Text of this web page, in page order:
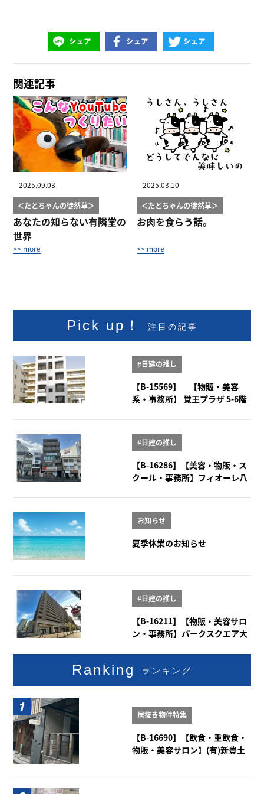
関連記事
2025.09.03
＜たとちゃんの徒然草＞
あなたの知らない有隣堂の
世界
>> more
2025.03.10
＜たとちゃんの徒然草＞
お肉を食らう話。
>> more
Pick up！ 注目の記事
#日建の推し
【B-15569】 【物販・美容
系・事務所】 覚王プラザ 5-6階
#日建の推し
【B-16286】【美容・物販・ス
クール・事務所】フィオーレ八
お知らせ
夏季休業のお知らせ
#日建の推し
【B-16211】【物販・美容サロ
ン・事務所】パークスクエア大
Ranking ランキング
居抜き物件特集
【B-16690】【飲食・重飲食・
物販・美容サロン】(有)新豊土